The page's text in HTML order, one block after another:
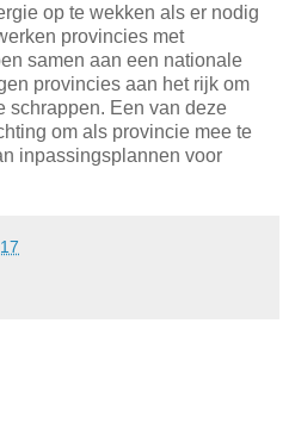
op te wekken als er nodig
provincies met
samen aan een nationale
provincies aan het rijk om
schrappen. Een van deze
om als provincie mee te
inpassingsplannen voor